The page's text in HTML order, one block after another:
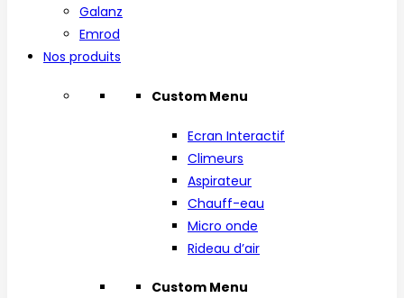
Galanz
Emrod
Nos produits
Custom Menu
Ecran Interactif
Climeurs
Aspirateur
Chauff-eau
Micro onde
Rideau d’air
Custom Menu